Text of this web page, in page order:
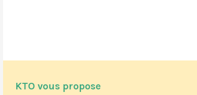
KTO vous propose